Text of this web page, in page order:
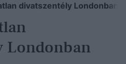
divatszentély Londonban
Londonban